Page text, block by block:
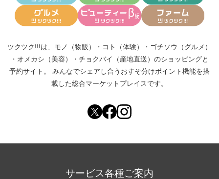
ツクツク!!!は、 モノ（物販） ・ コト（体験） ・ ゴチソウ（グルメ）
・ オメカシ（美容） ・ チョクバイ（産地直送） のショッピングと
予約サイト。
みんなでシェアし合う おすそ分けポイント機能を搭
載した総合マーケットプレイスです。
サービス各種ご案内